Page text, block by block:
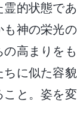
霊的状態で
も神の栄光
高まりを
に似た容
と。姿を